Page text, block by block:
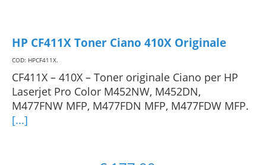
HP CF411X Toner Ciano 410X Originale
COD: HPCF411X.
CF411X – 410X – Toner originale Ciano per HP
Laserjet Pro Color M452NW, M452DN,
M477FNW MFP, M477FDN MFP, M477FDW MFP.
[...]